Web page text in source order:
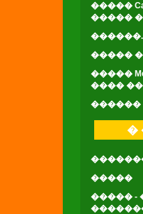
�����
�����
�����
�����
����
������
�
�����
����� -